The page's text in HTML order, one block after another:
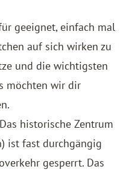
geeignet, einfach mal
auf sich wirken zu
und die wichtigsten
möchten wir dir
Das historische Zentrum
ist fast durchgängig
gesperrt. Das